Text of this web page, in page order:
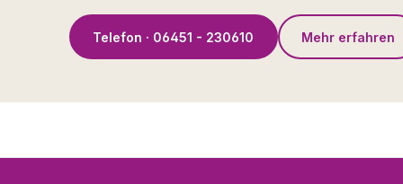
Telefon · 06451 - 230610 Mehr erfahren